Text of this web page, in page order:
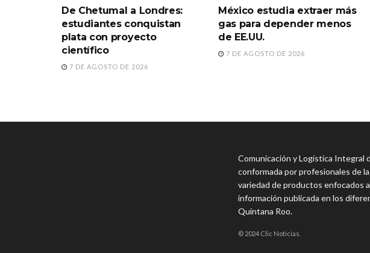
De Chetumal a Londres:
estudiantes conquistan
plata con proyecto
científico
7 DE AGOSTO DE 2026
México estudia extraer más
gas para depender menos
de EE.UU.
7 DE AGOSTO DE 2026
Comunicación y Logística Integral
conformada por profesionales de
variedad de productos enfocados
información publicada en los
Quintana Roo.
© 2024 Clic Noticias.